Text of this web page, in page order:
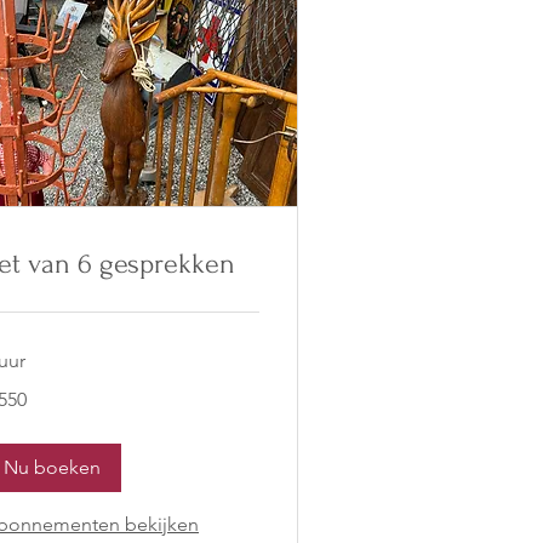
van 6 gesprekken
Nu boeken
bekijken